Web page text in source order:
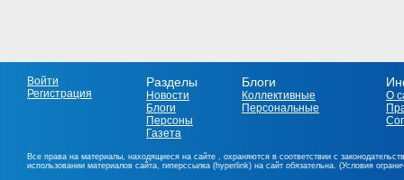
Войти
Регистрация
Разделы
Новости
Блоги
Персоны
Газета
Блоги
Коллективные
Персональные
О
Все права на материалы, находящиеся на сайте , охраняются в соответствии с
использовании материалов сайта, гиперссылка (hyperlink) на сайт обязательна. (Условия